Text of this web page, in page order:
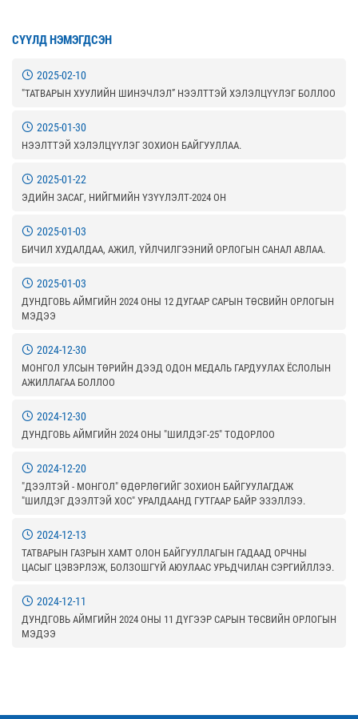
СҮҮЛД НЭМЭГДСЭН
2025-02-10
"ТАТВАРЫН ХУУЛИЙН ШИНЭЧЛЭЛ” НЭЭЛТТЭЙ ХЭЛЭЛЦҮҮЛЭГ БОЛЛОО
2025-01-30
НЭЭЛТТЭЙ ХЭЛЭЛЦҮҮЛЭГ ЗОХИОН БАЙГУУЛЛАА.
2025-01-22
ЭДИЙН ЗАСАГ, НИЙГМИЙН ҮЗҮҮЛЭЛТ-2024 ОН
2025-01-03
БИЧИЛ ХУДАЛДАА, АЖИЛ, ҮЙЛЧИЛГЭЭНИЙ ОРЛОГЫН САНАЛ АВЛАА.
2025-01-03
ДУНДГОВЬ АЙМГИЙН 2024 ОНЫ 12 ДУГААР САРЫН ТӨСВИЙН ОРЛОГЫН
МЭДЭЭ
2024-12-30
МОНГОЛ УЛСЫН ТӨРИЙН ДЭЭД ОДОН МЕДАЛЬ ГАРДУУЛАХ ЁСЛОЛЫН
АЖИЛЛАГАА БОЛЛОО
2024-12-30
ДУНДГОВЬ АЙМГИЙН 2024 ОНЫ "ШИЛДЭГ-25" ТОДОРЛОО
2024-12-20
"ДЭЭЛТЭЙ - МОНГОЛ" ӨДӨРЛӨГИЙГ ЗОХИОН БАЙГУУЛАГДАЖ
"ШИЛДЭГ ДЭЭЛТЭЙ ХОС" УРАЛДААНД ГУТГААР БАЙР ЭЗЭЛЛЭЭ.
2024-12-13
ТАТВАРЫН ГАЗРЫН ХАМТ ОЛОН БАЙГУУЛЛАГЫН ГАДААД ОРЧНЫ
ЦАСЫГ ЦЭВЭРЛЭЖ, БОЛЗОШГҮЙ АЮУЛААС УРЬДЧИЛАН СЭРГИЙЛЛЭЭ.
2024-12-11
ДУНДГОВЬ АЙМГИЙН 2024 ОНЫ 11 ДҮГЭЭР САРЫН ТӨСВИЙН ОРЛОГЫН
МЭДЭЭ